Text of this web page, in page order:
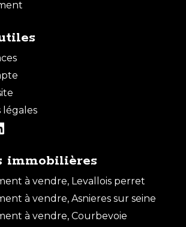
légales
immobilières
à vendre, Levallois perret
à vendre, Asnieres sur seine
à vendre, Courbevoie